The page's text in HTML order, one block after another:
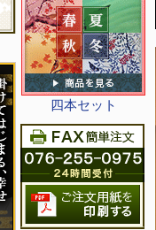
四本セット